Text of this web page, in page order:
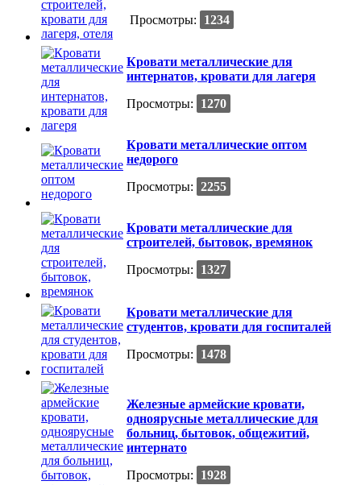
Просмотры:
1234
Кровати металлические для
интернатов, кровати для лагеря
Просмотры:
1270
Кровати металлические оптом
недорого
Просмотры: 2255
Кровати металлические для
строителей, бытовок, времянок
Просмотры:
1327
Кровати металлические для
студентов, кровати для госпиталей
Просмотры:
1478
Железные армейские кровати,
одноярусные металлические для
больниц, бытовок, общежитий,
интернато
Просмотры:
1928